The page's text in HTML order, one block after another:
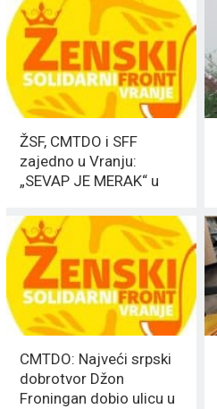
ŽSF, CMTDO i SFF
zajedno u Vranju:
„SEVAP JE MERAK“ u
CMTDO: Najveći srpski
dobrotvor Džon
Froningan dobio ulicu u